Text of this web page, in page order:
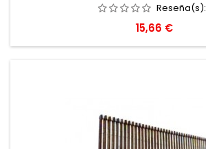
Reseña(s):
Precio
15,66 €